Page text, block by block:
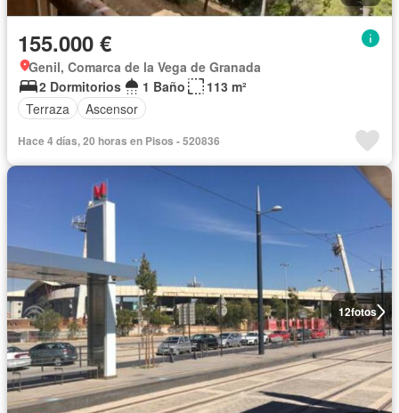
155.000 €
Genil, Comarca de la Vega de Granada
2 Dormitorios
1 Baño
113 m²
Terraza
Ascensor
Hace 4 días, 20 horas en Pisos - 520836
12fotos